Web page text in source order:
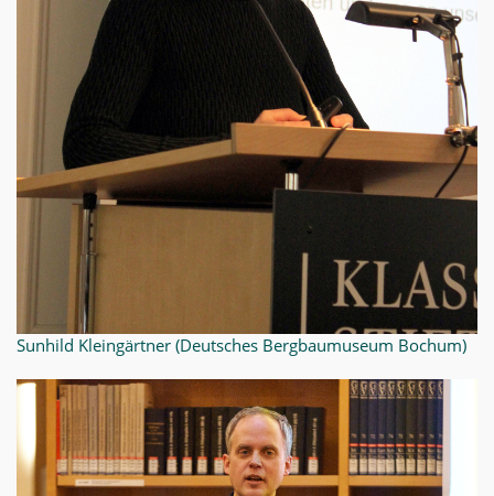
Sunhild Kleingärtner (Deutsches Bergbaumuseum Bochum)